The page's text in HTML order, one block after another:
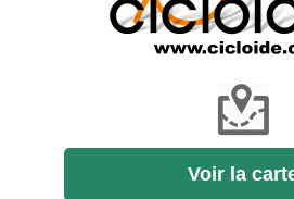
Voir la